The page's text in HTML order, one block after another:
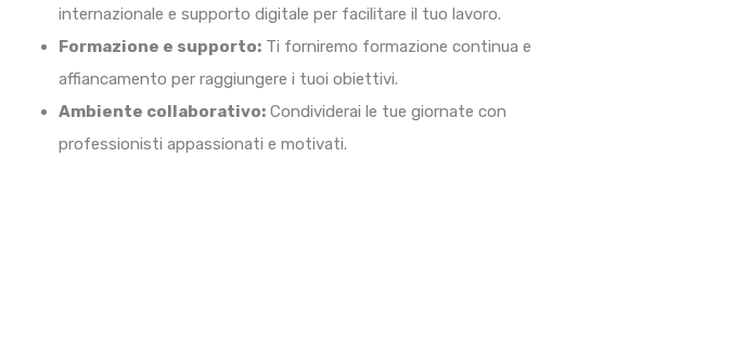
internazionale e supporto digitale per facilitare il tuo lavoro.
Formazione e supporto: Ti forniremo formazione continua e
affiancamento per raggiungere i tuoi obiettivi.
Ambiente collaborativo: Condividerai le tue giornate con
professionisti appassionati e motivati.